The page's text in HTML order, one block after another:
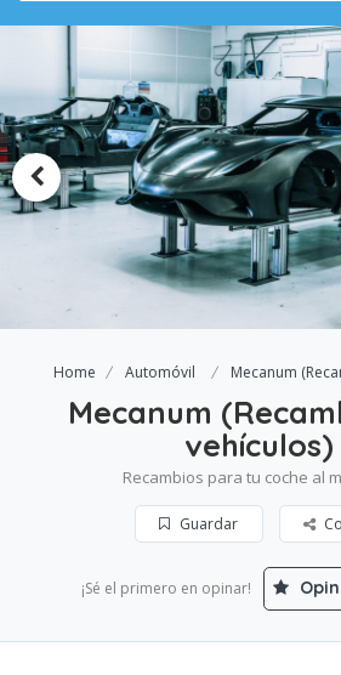
Home Automóvil Mecanum
Mecanum
vehículos)
Recambios para tu coche al
Guardar
¡Sé el primero en opinar!